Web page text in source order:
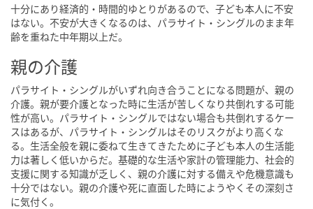
十分にあり経済的・時間的ゆとりがあるので、子ども本人に不安
はない。不安が大きくなるのは、パラサイト・シングルのまま年
齢を重ねた中年期以上だ。
親の介護
パラサイト・シングルがいずれ向き合うことになる問題が、親の
介護。親が要介護となった時に生活が苦しくなり共倒れする可能
性が高い。パラサイト・シングルではない場合も共倒れするケー
スはあるが、パラサイト・シングルはそのリスクがより高くな
る。生活全般を親に委ねて生きてきたために子ども本人の生活能
力は著しく低いからだ。基礎的な生活や家計の管理能力、社会的
支援に関する知識が乏しく、親の介護に対する備えや危機意識も
十分ではない。親の介護や死に直面した時にようやくその深刻さ
に気付く。